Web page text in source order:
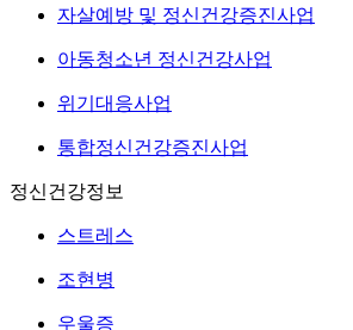
자살예방 및 정신건강증진사업
아동청소년 정신건강사업
위기대응사업
통합정신건강증진사업
정신건강정보
스트레스
조현병
우울증